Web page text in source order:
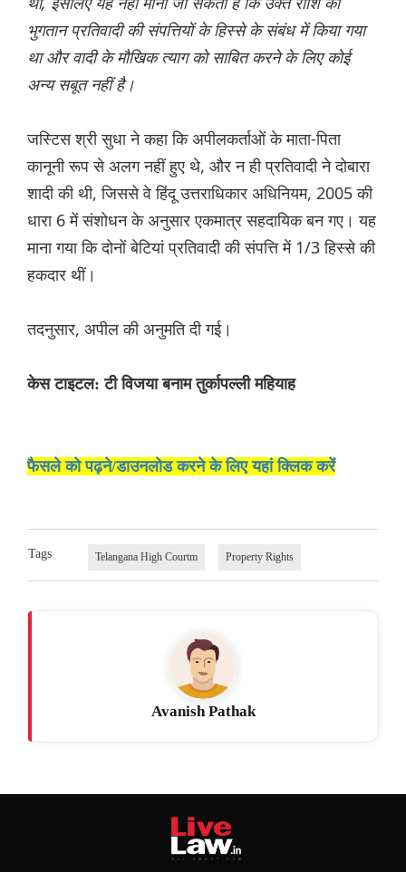
भुगतान प्रतिवादी की संपत्तियों के हिस्से के संबंध में किया गया
था और वादी के मौखिक त्याग को साबित करने के लिए कोई
अन्य सबूत नहीं है।
जस्टिस श्री सुधा ने कहा कि अपीलकर्ताओं के माता-पिता
कानूनी रूप से अलग नहीं हुए थे, और न ही प्रतिवादी ने दोबारा
शादी की थी, जिससे वे हिंदू उत्तराधिकार अधिनियम, 2005 की
धारा 6 में संशोधन के अनुसार एकमात्र सहदायिक बन गए। यह
माना गया कि दोनों बेटियां प्रतिवादी की संपत्ति में 1/3 हिस्से की
हकदार थीं।
तदनुसार, अपील की अनुमति दी गई।
केस टाइटल: टी विजया बनाम तुर्कापल्ली महियाह
फैसले को पढ़ने/डाउनलोड करने के लिए यहां क्लिक करें
Tags Telangana High Courtm Property Rights
Avanish Pathak